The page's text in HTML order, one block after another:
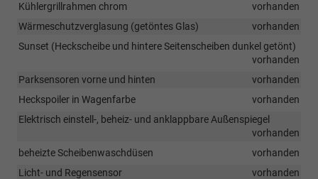
Kühlergrillrahmen chrom
vorhanden
Wärmeschutzverglasung (getöntes Glas)
vorhanden
Sunset (Heckscheibe und hintere Seitenscheiben dunkel getönt)
vorhanden
Parksensoren vorne und hinten
vorhanden
Heckspoiler in Wagenfarbe
vorhanden
Elektrisch einstell-, beheiz- und anklappbare Außenspiegel
vorhanden
beheizte Scheibenwaschdüsen
vorhanden
Licht- und Regensensor
vorhanden